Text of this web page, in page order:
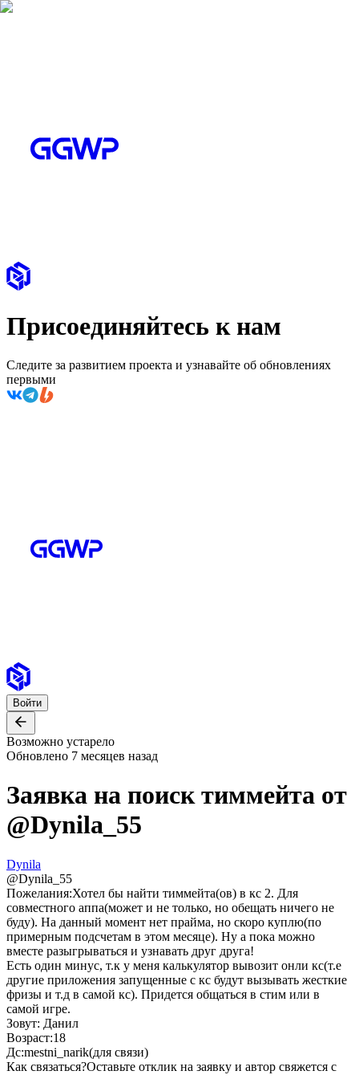
Присоединяйтесь к нам
Следите за развитием проекта и узнавайте об обновлениях
первыми
Войти
Возможно устарело
Обновлено 7 месяцев назад
Заявка на поиск тиммейта от
@Dynila_55
Dynila
@Dynila_55
Пожелания:Хотел бы найти тиммейта(ов) в кс 2. Для
совместного аппа(может и не только, но обещать ничего не
буду). На данный момент нет прайма, но скоро куплю(по
примерным подсчетам в этом месяце). Ну а пока можно
вместе разыгрываться и узнавать друг друга!
Есть один минус, т.к у меня калькулятор вывозит онли кс(т.е
другие приложения запущенные с кс будут вызывать жесткие
фризы и т.д в самой кс). Придется общаться в стим или в
самой игре.
Зовут: Данил
Возраст:18
Дс:mestni_narik(для связи)
Как связаться?Оставьте отклик на заявку и автор свяжется с